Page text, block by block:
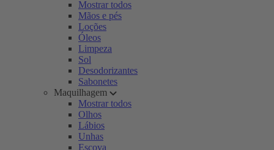
Mostrar todos
Mãos e pés
Loções
Óleos
Limpeza
Sol
Desodorizantes
Sabonetes
Maquilhagem
Mostrar todos
Olhos
Lábios
Unhas
Escova